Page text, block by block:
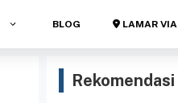
BLOG LAMAR VIA
Rekomendasi